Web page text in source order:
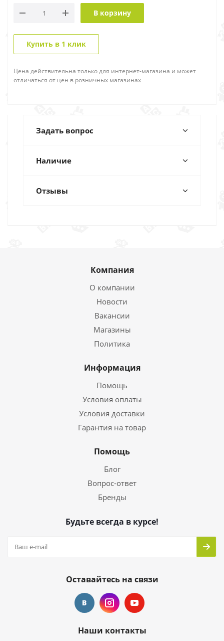
В корзину
Купить в 1 клик
Цена действительна только для интернет-магазина и может
отличаться от цен в розничных магазинах
Задать вопрос
Наличие
Отзывы
Компания
О компании
Новости
Вакансии
Магазины
Политика
Информация
Помощь
Условия оплаты
Условия доставки
Гарантия на товар
Помощь
Блог
Вопрос-ответ
Бренды
Будьте всегда в курсе!
Оставайтесь на связи
Наши контакты